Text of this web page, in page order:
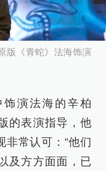
版《青蛇》法海饰演
演法海的辛柏
的表演指导，他
非常认可：“他们
及方方面面，已